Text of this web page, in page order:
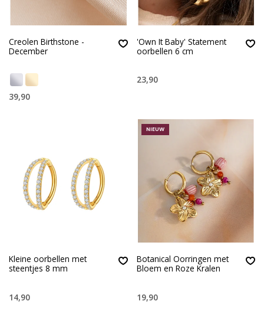
Creolen Birthstone -
December
39,90
'Own It Baby' Statement
oorbellen 6 cm
23,90
Kleine oorbellen met
steentjes 8 mm
14,90
NIEUW
Botanical Oorringen met
Bloem en Roze Kralen
19,90